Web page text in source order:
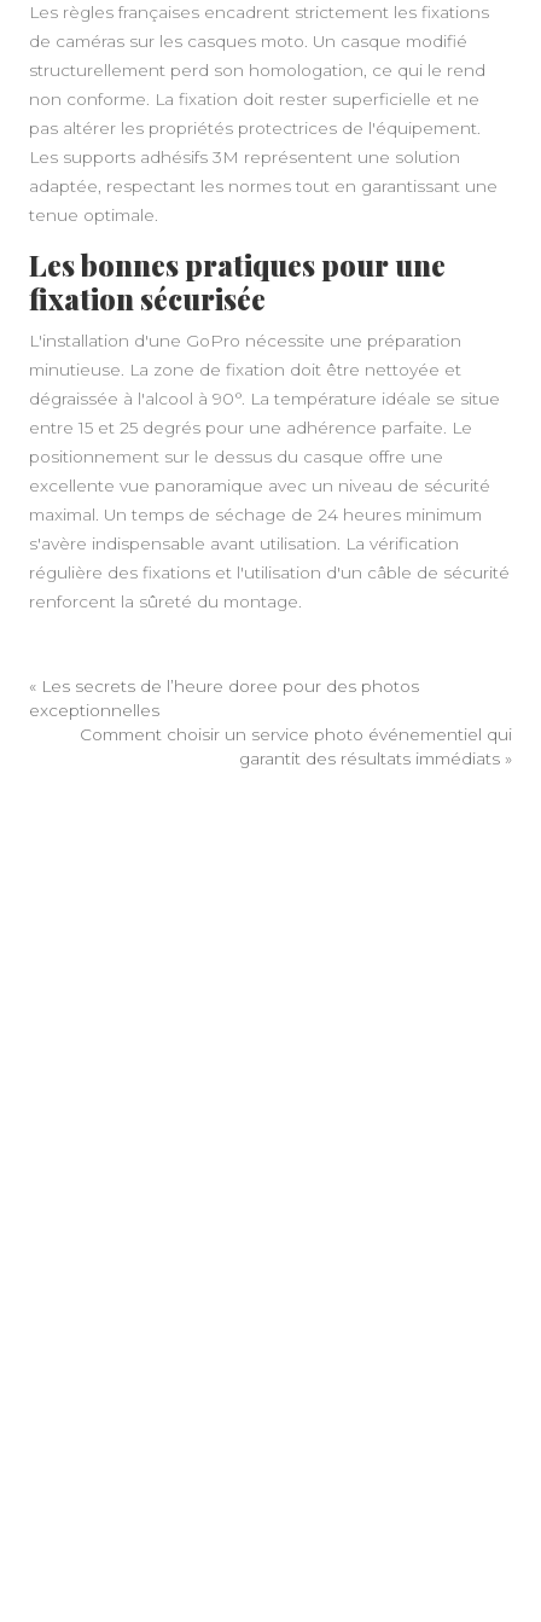
Les règles françaises encadrent strictement les fixations
de caméras sur les casques moto. Un casque modifié
structurellement perd son homologation, ce qui le rend
non conforme. La fixation doit rester superficielle et ne
pas altérer les propriétés protectrices de l'équipement.
Les supports adhésifs 3M représentent une solution
adaptée, respectant les normes tout en garantissant une
tenue optimale.
Les bonnes pratiques pour une
fixation sécurisée
L'installation d'une GoPro nécessite une préparation
minutieuse. La zone de fixation doit être nettoyée et
dégraissée à l'alcool à 90°. La température idéale se situe
entre 15 et 25 degrés pour une adhérence parfaite. Le
positionnement sur le dessus du casque offre une
excellente vue panoramique avec un niveau de sécurité
maximal. Un temps de séchage de 24 heures minimum
s'avère indispensable avant utilisation. La vérification
régulière des fixations et l'utilisation d'un câble de sécurité
renforcent la sûreté du montage.
« Les secrets de l’heure doree pour des photos
exceptionnelles
Comment choisir un service photo événementiel qui
garantit des résultats immédiats »